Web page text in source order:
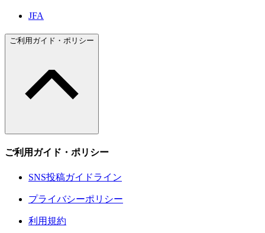
JFA
ご利用ガイド・ポリシー
ご利用ガイド・ポリシー
SNS投稿ガイドライン
プライバシーポリシー
利用規約